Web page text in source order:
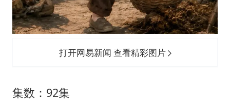
打开网易新闻 查看精彩图片
集数：92集